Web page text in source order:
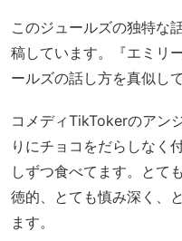
このジュールズの独特な
稿しています。『エミリ
ールズの話し方を真似し
コメディTikTokerのアン
りにチョコをだらしなく
しずつ食べてます。とて
徳的、とても慎み深く、
ます。